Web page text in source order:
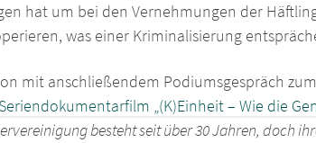
hat um bei den Vernehmungen der
was einer Kriminalisierung
mit anschließendem Podiumsgespräch
Seriendokumentarfilm „(K)Einheit – Wie die
besteht seit über 30 Jahren, doch